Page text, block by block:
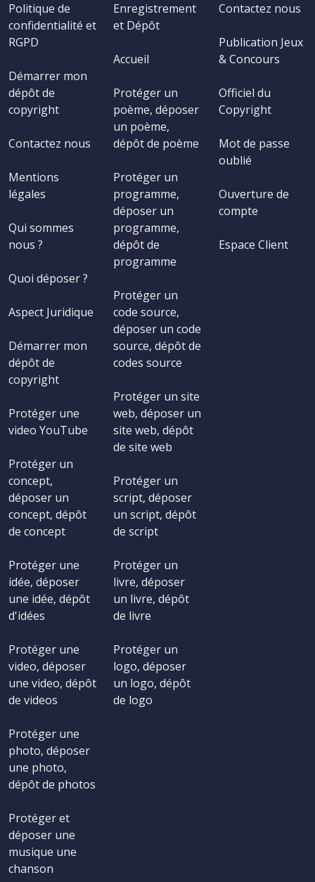
Politique de
confidentialité et
RGPD
Démarrer mon
dépôt de
copyright
Contactez nous
Mentions
légales
Qui sommes
nous ?
Quoi déposer ?
Aspect Juridique
Démarrer mon
dépôt de
copyright
Protéger une
video YouTube
Protéger un
concept,
déposer un
concept, dépôt
de concept
Protéger une
idée, déposer
une idée, dépôt
d'idées
Protéger une
video, déposer
une video, dépôt
de videos
Protéger une
photo, déposer
une photo,
dépôt de photos
Protéger et
déposer une
musique une
chanson
Enregistrement
et Dépôt
Accueil
Protéger un
poème, déposer
un poème,
dépôt de poème
Protéger un
programme,
déposer un
programme,
dépôt de
programme
Protéger un
code source,
déposer un code
source, dépôt de
codes source
Protéger un site
web, déposer un
site web, dépôt
de site web
Protéger un
script, déposer
un script, dépôt
de script
Protéger un
livre, déposer
un livre, dépôt
de livre
Protéger un
logo, déposer
un logo, dépôt
de logo
Contactez nous
Publication Jeux
& Concours
Officiel du
Copyright
Mot de passe
oublié
Ouverture de
compte
Espace Client